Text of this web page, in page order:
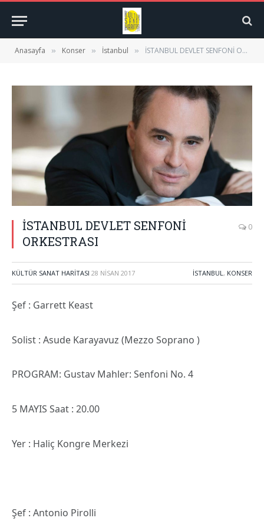
Anasayfa » Konser » İstanbul » İSTANBUL DEVLET SENFONİ ORKESTRASI
İSTANBUL DEVLET SENFONİ
ORKESTRASI
0
KÜLTÜR SANAT HARITASI 28 NISAN 2017 İSTANBUL, KONSER
Şef : Garrett Keast
Solist : Asude Karayavuz (Mezzo Soprano )
PROGRAM: Gustav Mahler: Senfoni No. 4
5 MAYIS Saat : 20.00
Yer : Haliç Kongre Merkezi
Şef : Antonio Pirolli